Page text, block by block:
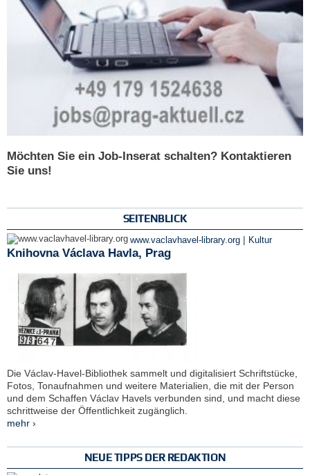
Möchten Sie ein Job-Inserat schalten? Kontaktieren
Sie uns!
SEITENBLICK
www.vaclavhavel-library.org | Kultur
Knihovna Václava Havla, Prag
Die Václav-Havel-Bibliothek sammelt und digitalisiert Schriftstücke,
Fotos, Tonaufnahmen und weitere Materialien, die mit der Person
und dem Schaffen Václav Havels verbunden sind, und macht diese
schrittweise der Öffentlichkeit zugänglich.
mehr ›
NEUE TIPPS DER REDAKTION